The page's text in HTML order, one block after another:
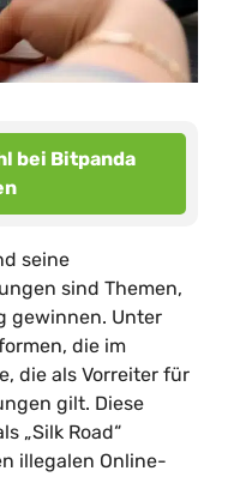
bei Bitpanda
seine
sind Themen,
gewinnen. Unter
die im
die als Vorreiter für
gilt. Diese
„Silk Road“
illegalen Online-